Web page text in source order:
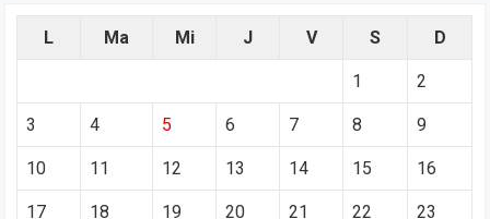
L Ma Mi J V S D
1 2
3 4 5 6 7 8 9
10 11 12 13 14 15 16
17 18 19 20 21 22 23